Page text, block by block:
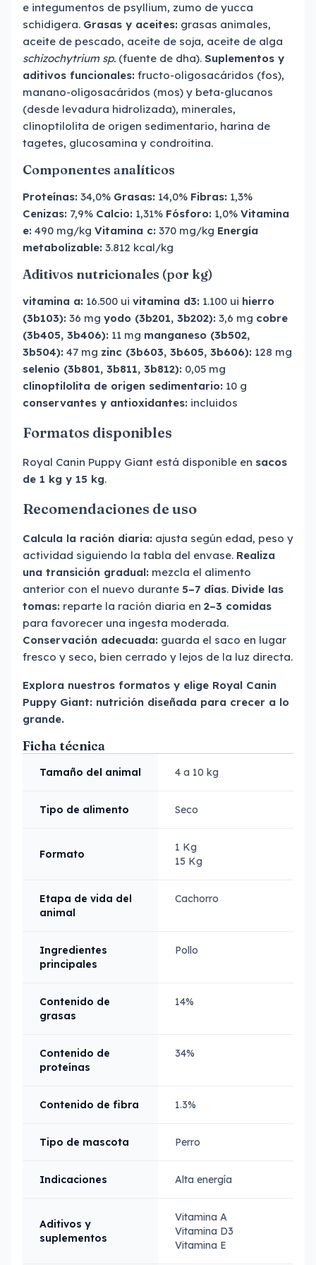
e integumentos de psyllium, zumo de yucca
schidigera. Grasas y aceites: grasas animales,
aceite de pescado, aceite de soja, aceite de alga
schizochytrium sp. (fuente de dha). Suplementos y
aditivos funcionales: fructo-oligosacáridos (fos),
manano-oligosacáridos (mos) y beta-glucanos
(desde levadura hidrolizada), minerales,
clinoptilolita de origen sedimentario, harina de
tagetes, glucosamina y condroitina.
Componentes analíticos
Proteínas: 34,0% Grasas: 14,0% Fibras: 1,3%
Cenizas: 7,9% Calcio: 1,31% Fósforo: 1,0% Vitamina
e: 490 mg/kg Vitamina c: 370 mg/kg Energía
metabolizable: 3.812 kcal/kg
Aditivos nutricionales (por kg)
vitamina a: 16.500 ui vitamina d3: 1.100 ui hierro
(3b103): 36 mg yodo (3b201, 3b202): 3,6 mg cobre
(3b405, 3b406): 11 mg manganeso (3b502,
3b504): 47 mg zinc (3b603, 3b605, 3b606): 128 mg
selenio (3b801, 3b811, 3b812): 0,05 mg
clinoptilolita de origen sedimentario: 10 g
conservantes y antioxidantes: incluidos
Formatos disponibles
Royal Canin Puppy Giant está disponible en sacos
de 1 kg y 15 kg.
Recomendaciones de uso
Calcula la ración diaria: ajusta según edad, peso y
actividad siguiendo la tabla del envase. Realiza
una transición gradual: mezcla el alimento
anterior con el nuevo durante 5–7 días. Divide las
tomas: reparte la ración diaria en 2–3 comidas
para favorecer una ingesta moderada.
Conservación adecuada: guarda el saco en lugar
fresco y seco, bien cerrado y lejos de la luz directa.
Explora nuestros formatos y elige Royal Canin
Puppy Giant: nutrición diseñada para crecer a lo
grande.
Ficha técnica
Tamaño del animal 4 a 10 kg
Tipo de alimento Seco
Formato
1 Kg
15 Kg
Etapa de vida del
animal
Cachorro
Ingredientes
principales
Pollo
Contenido de
grasas
14%
Contenido de
proteínas
34%
Contenido de fibra 1.3%
Tipo de mascota Perro
Indicaciones Alta energía
Aditivos y
suplementos
Vitamina A
Vitamina D3
Vitamina E